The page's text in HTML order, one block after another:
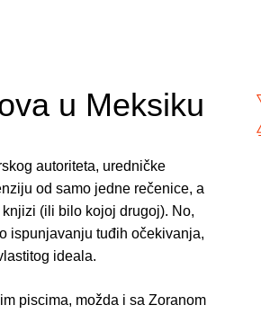
u Meksiku
autoriteta, uredničke
od samo jedne rečenice, a
(ili bilo kojoj drugoj). No,
ispunjavanju tuđih očekivanja,
ideala.
piscima, možda i sa Zoranom